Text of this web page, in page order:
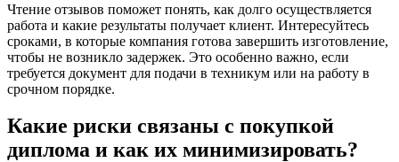
Чтение отзывов поможет понять, как долго осуществляется
работа и какие результаты получает клиент. Интересуйтесь
сроками, в которые компания готова завершить изготовление,
чтобы не возникло задержек. Это особенно важно, если
требуется документ для подачи в техникум или на работу в
срочном порядке.
Какие риски связаны с покупкой
диплома и как их минимизировать?